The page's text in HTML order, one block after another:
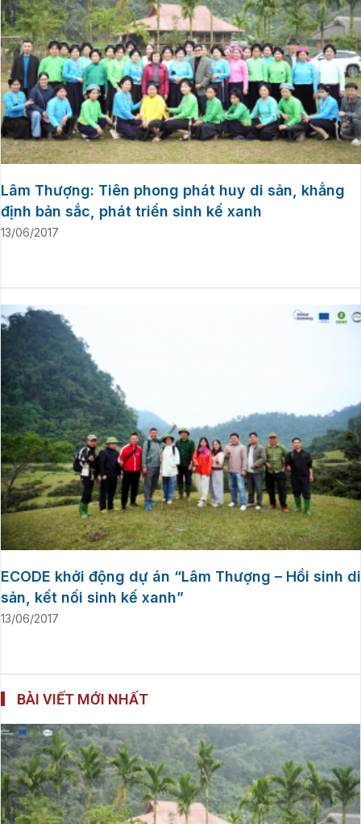
Lâm Thượng: Tiên phong phát huy di sản, khẳng
định bản sắc, phát triển sinh kế xanh
13/06/2017
ECODE khởi động dự án “Lâm Thượng – Hồi sinh di
sản, kết nối sinh kế xanh”
13/06/2017
BÀI VIẾT MỚI NHẤT